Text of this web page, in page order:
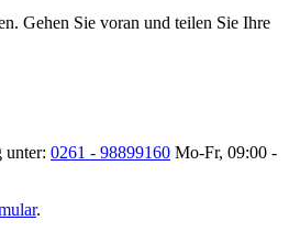
Gehen Sie voran und teilen Sie Ihre
unter: 0261 - 98899160 Mo-Fr, 09:00 -
.